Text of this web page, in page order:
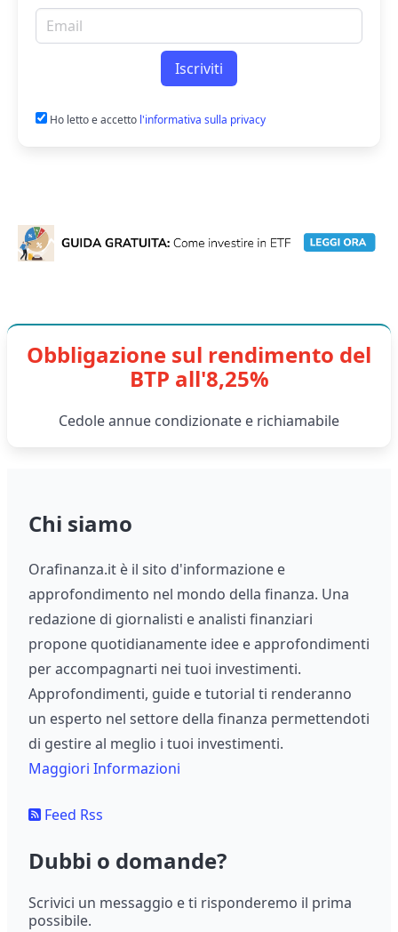
Email per newsletter
Iscriviti
Ho letto e accetto l'informativa sulla privacy
Obbligazione sul rendimento del
BTP all'8,25%
Cedole annue condizionate e richiamabile
Chi siamo
Orafinanza.it è il sito d'informazione e
approfondimento nel mondo della finanza. Una
redazione di giornalisti e analisti finanziari
propone quotidianamente idee e approfondimenti
per accompagnarti nei tuoi investimenti.
Approfondimenti, guide e tutorial ti renderanno
un esperto nel settore della finanza permettendoti
di gestire al meglio i tuoi investimenti.
Maggiori Informazioni
Feed Rss
Dubbi o domande?
Scrivici un messaggio e ti risponderemo il prima
possibile.